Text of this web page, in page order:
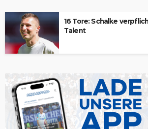
16 Tore: Schalke
Talent